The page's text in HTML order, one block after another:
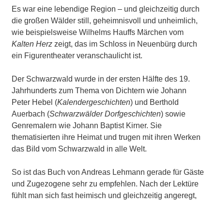
Es war eine lebendige Region – und gleichzeitig durch
die großen Wälder still, geheimnisvoll und unheimlich,
wie beispielsweise Wilhelms Hauffs Märchen vom
Kalten Herz zeigt, das im Schloss in Neuenbürg durch
ein Figurentheater veranschaulicht ist.
Der Schwarzwald wurde in der ersten Hälfte des 19.
Jahrhunderts zum Thema von Dichtern wie Johann
Peter Hebel (Kalendergeschichten) und Berthold
Auerbach (Schwarzwälder Dorfgeschichten) sowie
Genremalern wie Johann Baptist Kirner. Sie
thematisierten ihre Heimat und trugen mit ihren Werken
das Bild vom Schwarzwald in alle Welt.
So ist das Buch von Andreas Lehmann gerade für Gäste
und Zugezogene sehr zu empfehlen. Nach der Lektüre
fühlt man sich fast heimisch und gleichzeitig angeregt,